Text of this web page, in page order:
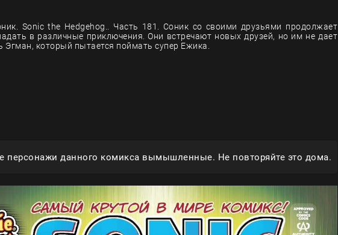
Sonic the Hedgehog.. Часть 181. Соник со своими друзьями продолжает
в различные приключения. Они встречают новых друзей, но им не дает
Эгман, который пытается поймать супер Ежика.
персонажи данного комикса вымышленные. Не повторяйте это дома.